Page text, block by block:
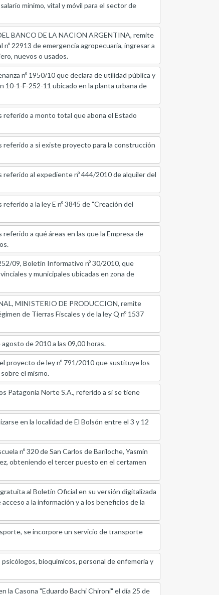
mínimo, vital y móvil para el sector de
BANCO DE LA NACION ARGENTINA, remite
22913 de emergencia agropecuaria, ingresar a
nuevos o usados.
nº 1950/10 que declara de utilidad pública y
1-F-252-11 ubicado en la planta urbana de
referido a monto total que abona el Estado
referido a si existe proyecto para la construcción
al expediente nº 444/2010 de alquiler del
a la ley E nº 3845 de "Creación del
a qué áreas en las que la Empresa de
09, Boletín Informativo nº 30/2010, que
y municipales ubicadas en zona de
MINISTERIO DE PRODUCCION, remite
de Tierras Fiscales y de la ley Q nº 1537
de 2010 a las 09,00 horas.
proyecto de ley nº 791/2010 que sustituye los
el mismo.
Patagonia Norte S.A., referido a si se tiene
en la localidad de El Bolsón entre el 3 y 12
nº 320 de San Carlos de Bariloche, Yasmín
obteniendo el tercer puesto en el certamen
al Boletín Oficial en su versión digitalizada
a la información y a los beneficios de la
se incorpore un servicio de transporte
bioquímicos, personal de enfemería y
Casona "Eduardo Bachi Chironi" el día 25 de